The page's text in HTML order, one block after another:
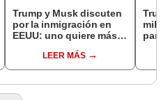
Trump y Musk discuten
por la inmigración en
EEUU: uno quiere más
defender programas del
USCIS
LEER MÁS
para